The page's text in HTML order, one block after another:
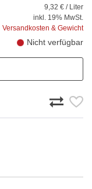
9,32 € / Liter
inkl. 19% MwSt.
Versandkosten & Gewicht
Nicht verfügbar